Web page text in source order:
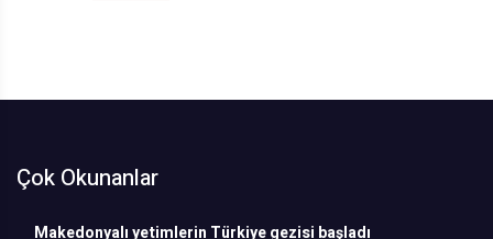
Çok Okunanlar
Makedonyalı yetimlerin Türkiye gezisi başladı